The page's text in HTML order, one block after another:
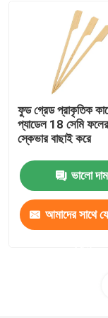
নিষ্পত্তিযোগ্য
বায়োডিগ্রেডেবল প্লেট
Bagasse খাদ্য
ফুড গ্রেড প্রাকৃতিক
প্যাডেল 18 সেমি
স্কেভার বাছাই করে
ভালো দাম
আমাদের সাথে